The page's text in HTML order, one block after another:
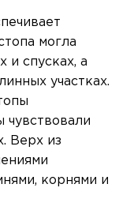
могла
и спусках, а
участках.
чувствовали
Верх из
корнями и